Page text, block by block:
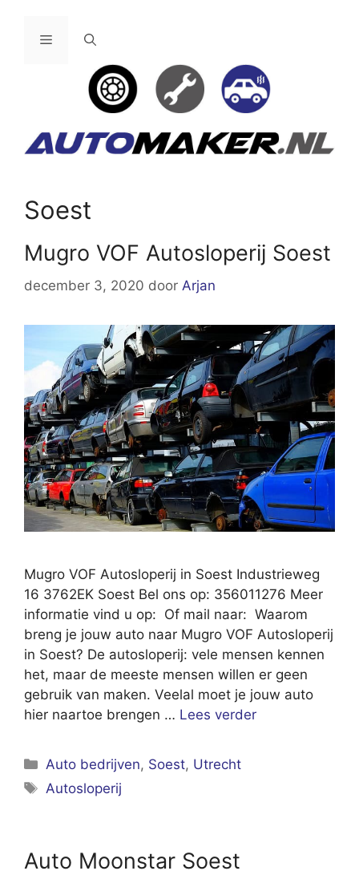
Menu
Soest
Mugro VOF Autosloperij Soest
december 3, 2020 door Arjan
Mugro VOF Autosloperij in Soest Industrieweg
16 3762EK Soest Bel ons op: 356011276 Meer
informatie vind u op: Of mail naar: Waarom
breng je jouw auto naar Mugro VOF Autosloperij
in Soest? De autosloperij: vele mensen kennen
het, maar de meeste mensen willen er geen
gebruik van maken. Veelal moet je jouw auto
hier naartoe brengen … Lees verder
Categorieën
Auto bedrijven, Soest, Utrecht
Tags
Autosloperij
Auto Moonstar Soest